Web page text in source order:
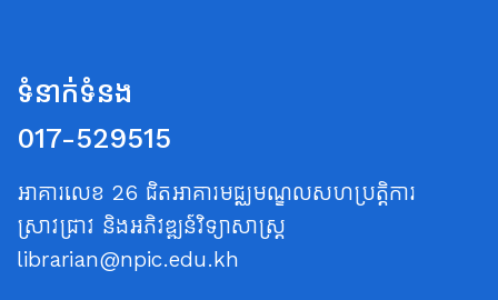
ទំនាក់ទំនង
017-529515
អាគារលេខ 26 ជិតអាគារមជ្ឈមណ្ឌលសហប្រត្តិការ
ស្រាវជ្រាវ និងអភិវឌ្ឍន៍វិទ្យាសាស្ត្រ
librarian@npic.edu.kh